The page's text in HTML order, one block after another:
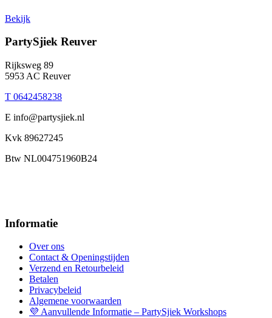
Bekijk
PartySjiek Reuver
Rijksweg 89
5953 AC Reuver
T 0642458238
E info@partysjiek.nl
Kvk 89627245
Btw NL004751960B24
Informatie
Over ons
Contact & Openingstijden
Verzend en Retourbeleid
Betalen
Privacybeleid
Algemene voorwaarden
💜 Aanvullende Informatie – PartySjiek Workshops